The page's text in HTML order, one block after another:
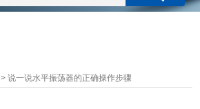
> 说一说水平振荡器的正确操作步骤